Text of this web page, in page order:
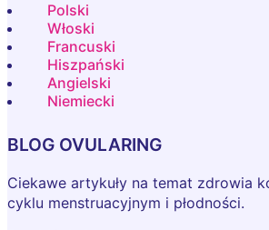
Polski
Włoski
Francuski
Hiszpański
Angielski
Niemiecki
BLOG OVULARING
Ciekawe artykuły na temat zdrowia
cyklu menstruacyjnym i płodności.